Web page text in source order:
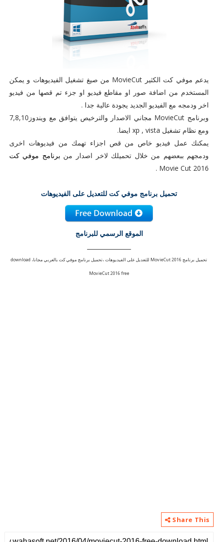
يدعم موفي كت الكثير MovieCut من صيغ تشغيل الفيديوهات و يمكن
المستخدم من اضافة صور او مقاطع فيديو او جزء تم قصها من فيديو
اخر ودمجه مع الفيديو الجديد يجودة عالية جدا .
وبرنامج MovieCut مجاني الاصدار والترخيص يتوافق مع ويندوز7,8,10
ومع نظام تشغيل xp , vista ايضا.
يمكنك عمل فيديو خاص من قص اجزاء تهمك من فيديوهات اخرى
ودمجهم ببعضهم من خلال تحميلك لاخر اصدار من برنامج موفي كت
Movie Cut 2016 .
تحميل برنامج موفي كت للتعديل على الفيديوهات
الموقع الرسمي للبرنامج
تحميل برنامج MovieCut 2016 للتعديل على الفيديوهات ،تحميل برنامج موفي كت بالعربي مجانا، download
MovieCut 2016 free
Share This